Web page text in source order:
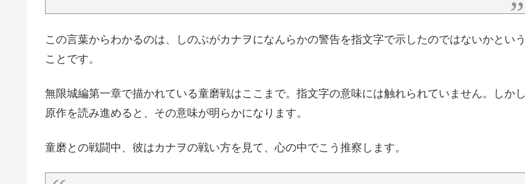
この言葉からわかるのは、しのぶがカナヲになんらかの警告を指文字で示したのではないかという
ことです。
無限城編第一章で描かれている童磨戦はここまで。指文字の意味には触れられていません。しかし
原作を読み進めると、その意味が明らかになります。
童磨との戦闘中、彼はカナヲの戦い方を見て、心の中でこう推察します。